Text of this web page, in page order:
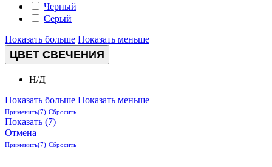
Черный
Серый
Показать больше Показать меньше
ЦВЕТ СВЕЧЕНИЯ
Н/Д
Показать больше Показать меньше
Применить(7) Сбросить
Показать (7)
Отмена
Применить(7) Сбросить